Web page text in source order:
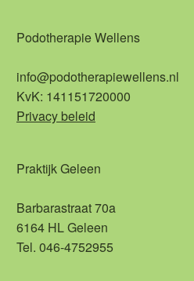
Podotherapie Wellens
info@podotherapiewellens.nl
KvK: 141151720000
Privacy beleid
Praktijk Geleen
Barbarastraat 70a
6164 HL Geleen
Tel. 046-4752955